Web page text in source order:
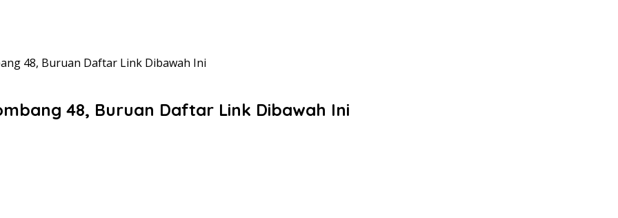
48, Buruan Daftar Link Dibawah Ini
48, Buruan Daftar Link Dibawah Ini